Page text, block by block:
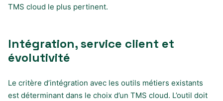
TMS cloud le plus pertinent.
Intégration, service client et
évolutivité
Le critère d’intégration avec les outils métiers existants
est déterminant dans le choix d’un TMS cloud. L’outil doit